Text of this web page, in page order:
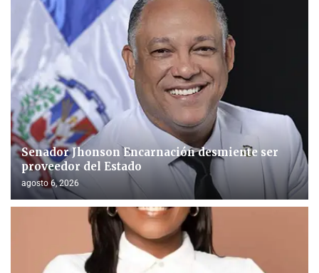
Senador Jhonson Encarnación desmiente ser
proveedor del Estado
agosto 6, 2026